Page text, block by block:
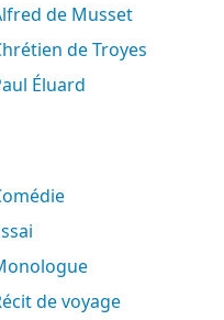
Alfred de Musset
Chrétien de Troyes
Paul Éluard
Comédie
Essai
Monologue
Récit de voyage